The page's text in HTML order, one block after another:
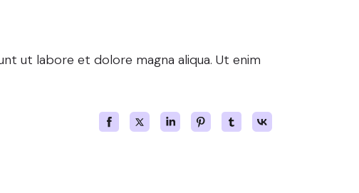
ut labore et dolore magna aliqua. Ut enim